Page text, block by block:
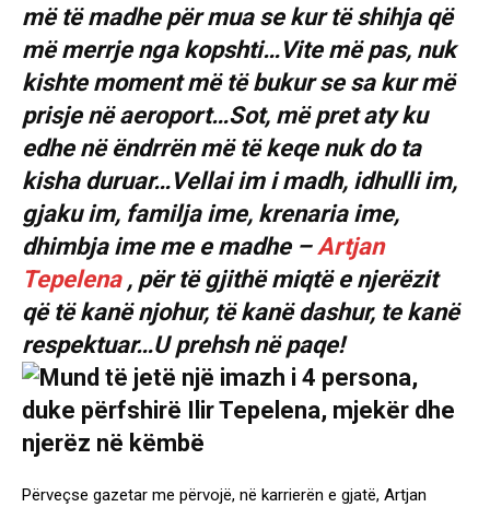
më të madhe për mua se kur të shihja që
më merrje nga kopshti…Vite më pas, nuk
kishte moment më të bukur se sa kur më
prisje në aeroport…Sot, më pret aty ku
edhe në ëndrrën më të keqe nuk do ta
kisha duruar…Vellai im i madh, idhulli im,
gjaku im, familja ime, krenaria ime,
dhimbja ime me e madhe –Artjan
Tepelena, për të gjithë miqtë e njerëzit
që të kanë njohur, të kanë dashur, te kanë
respektuar…U prehsh në paqe!
Përveçse gazetar me përvojë, në karrierën e gjatë, Artjan